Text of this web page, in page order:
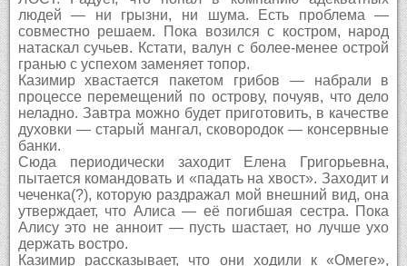
людей — ни грызни, ни шума. Есть проблема —
совместно решаем. Пока возился с костром, народ
натаскал сучьев. Кстати, валун с более-менее острой
гранью с успехом заменяет топор.
Казимир хвастается пакетом грибов — набрали в
процессе перемещений по острову, почуяв, что дело
неладно. Завтра можно будет приготовить, в качестве
духовки — старый мангал, сковородок — консервные
банки.
Сюда периодически заходит Елена Григорьевна,
пытается командовать и «падать на хвост». Заходит и
чеченка(?), которую раздражал мой внешний вид, она
утверждает, что Алиса — её погибшая сестра. Пока
Алису это не анноит — пусть шастает, но лучше ухо
держать востро.
Казимир рассказывает, что они ходили к «Омеге»,